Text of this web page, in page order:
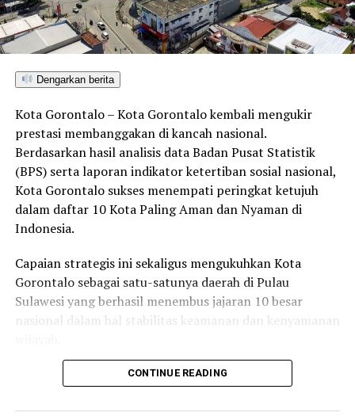
Selama ini, kader-kader yang dihasilkan melalui
organisasi ini bisa bersaing mulai dari tingkat desa
hingga kabupaten, “yang penting setelah kuliah sudah
harus siap berguna bagi masyarakat dilingkungan
terdekat, sesuai tri dharma perguruan tinggi, yakni
pengabdian pada masyarakat. Tutup Indra Yasin.
Selain dihadiri langsung Bupati Indra Yasin, pelantikan
ini juga turut dihadiri sejumlah alumni, serta pengurus
lama Persatuan Pelajar Mahasiswa Atinggola.
RELATED TOPICS:
UP NEXT
Bupati Indra Yasin Hadiri Pelantikan 45 Anggota DPRD
Provinsi Gorontalo periode 2019-2024
DON'T MISS
Dengarkan berita
Kota Gorontalo – Kota Gorontalo kembali mengukir
prestasi membanggakan di kancah nasional.
Berdasarkan hasil analisis data Badan Pusat Statistik
(BPS) serta laporan indikator ketertiban sosial nasional,
Kota Gorontalo sukses menempati peringkat ketujuh
dalam daftar 10 Kota Paling Aman dan Nyaman di
Indonesia.
Capaian strategis ini sekaligus mengukuhkan Kota
Gorontalo sebagai satu-satunya daerah di Pulau
Sulawesi yang berhasil menembus jajaran 10 besar
nasional dalam hal stabilitas keamanan dan kenyamanan
Sebagai pusat pemerintahan, pertumbuhan ekonomi,
Tomini, Kota Gorontalo terbukti mampu menjaga
CONTINUE READING